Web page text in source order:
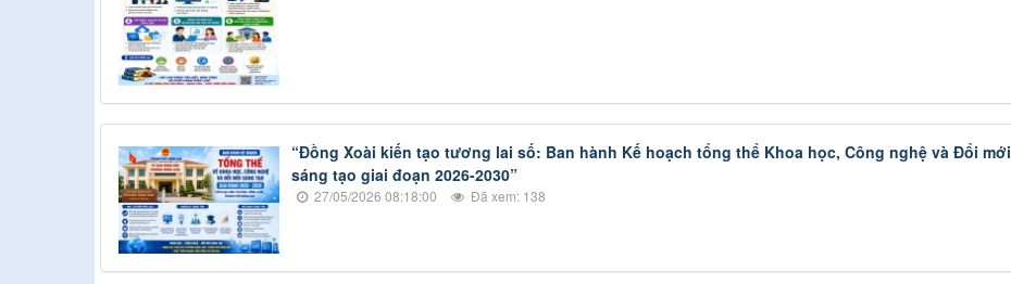
“Đồng Xoài kiến tạo tương lai số: Ban hành Kế hoạch tổng thể Khoa học, Công nghệ và Đổi mới
sáng tạo giai đoạn 2026-2030”
27/05/2026 08:18:00 Đã xem: 138